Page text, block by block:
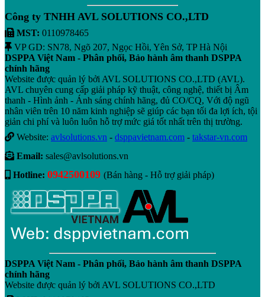
Công ty TNHH AVL SOLUTIONS CO.,LTD
MST: 0110978465
VP GD: SN78, Ngõ 207, Ngọc Hồi, Yên Sở, TP Hà Nội
DSPPA Việt Nam - Phân phối, Bảo hành âm thanh DSPPA
chính hãng
Website được quản lý bởi AVL SOLUTIONS CO.,LTD (AVL).
AVL chuyên cung cấp giải pháp kỹ thuật, công nghệ, thiết bị Âm
thanh - Hình ảnh - Ánh sáng chính hãng, đủ CO/CQ, Với độ ngũ
nhân viên trên 10 năm kinh nghiệp sẽ giúp các bạn tối đa lợi ích, tội
giản chi phí và luôn luôn hỗ trợ mức giá tốt nhất trên thị trường.
Website: avlsolutions.vn - dsppavietnam.com - takstar-vn.com
Email: sales@avlsolutions.vn
Hotline: 0942500109 (Bán hàng - Hỗ trợ giải pháp)
DSPPA Việt Nam - Phân phối, Bảo hành âm thanh DSPPA
chính hãng
Website được quản lý bởi AVL SOLUTIONS CO.,LTD